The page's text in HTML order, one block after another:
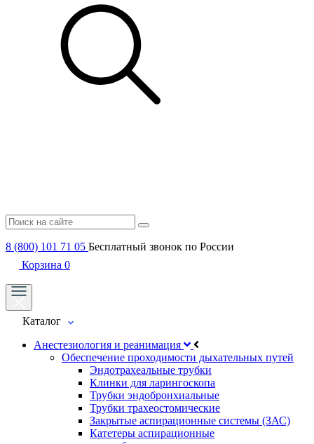
8 (800) 101 71 05 Бесплатный звонок по России
Корзина 0
Каталог
Анестезиология и реанимация
Обеспечение проходимости дыхательных путей
Эндотрахеальные трубки
Клинки для ларингоскопа
Трубки эндобронхиальные
Трубки трахеостомические
Закрытые аспирационные системы (ЗАС)
Катетеры аспирационные